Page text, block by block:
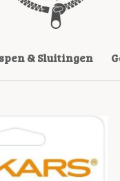
& Sluitingen